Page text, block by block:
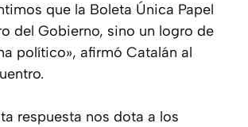
que la Boleta Única Papel
del Gobierno, sino un logro de
político», afirmó Catalán al
respuesta nos dota a los